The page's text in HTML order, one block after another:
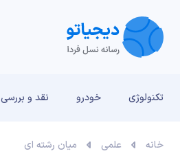
تکنولوژی خودرو نقد و بررسی‌
خانه علمی میان رشته ای